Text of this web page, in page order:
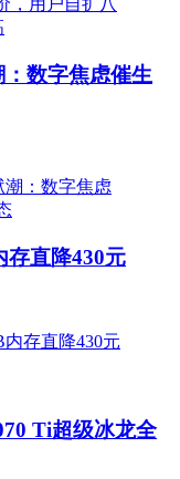
数字焦虑催生
存直降430元
Ti超级冰龙全